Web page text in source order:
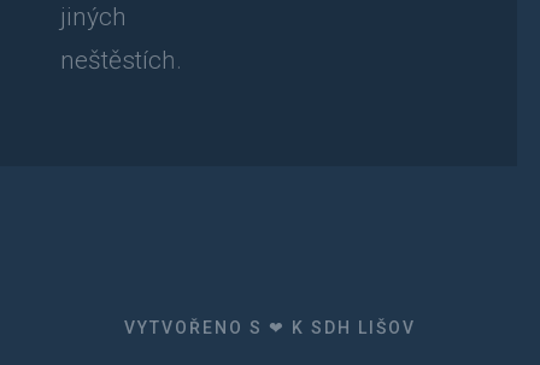
jiných
neštěstích.
VYTVOŘENO S ❤ K SDH LIŠOV